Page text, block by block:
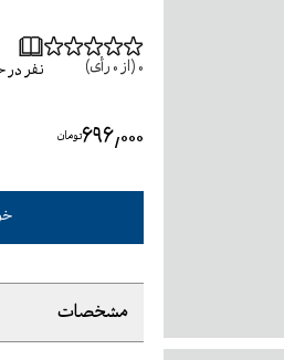
0 (از 0 رأی) نفر در
۶۹۶٬۰۰۰تومان
مشخصات